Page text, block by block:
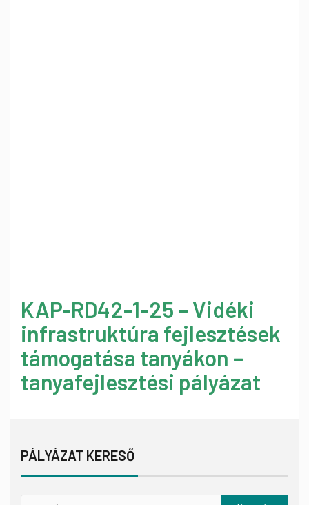
KAP-RD42-1-25 – Vidéki
infrastruktúra fejlesztések
támogatása tanyákon –
tanyafejlesztési pályázat
PÁLYÁZAT KERESŐ